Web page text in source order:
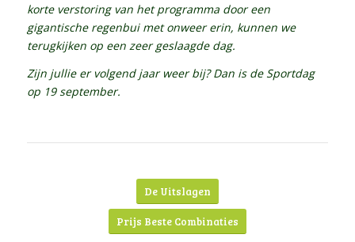
korte verstoring van het programma door een
gigantische regenbui met onweer erin, kunnen we
terugkijken op een zeer geslaagde dag.
Zijn jullie er volgend jaar weer bij? Dan is de Sportdag
op 19 september.
De Uitslagen
Prijs Beste Combinaties